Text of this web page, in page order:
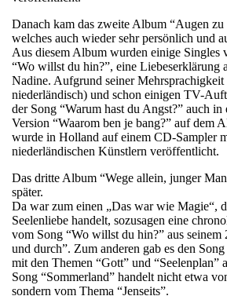
Danach kam das zweite Album “Augen zu
welches auch wieder sehr persönlich und
Aus diesem Album wurden einige Singles
“Wo willst du hin?”, eine Liebeserklärung
Nadine. Aufgrund seiner Mehrsprachigkeit
niederländisch) und schon einigen TV-
der Song “Warum hast du Angst?” auch in
Version “Waarom ben je bang?” auf dem
wurde in Holland auf einem CD-Sampler
niederländischen Künstlern veröffentlicht.
Das dritte Album “Wege allein, junger
später.
Da war zum einen „Das war wie Magie“,
Seelenliebe handelt, sozusagen eine
vom Song “Wo willst du hin?” aus
und durch”. Zum anderen gab es den
mit den Themen “Gott” und “Seelenplan”
Song “Sommerland” handelt nicht etwa
sondern vom Thema “Jenseits”.